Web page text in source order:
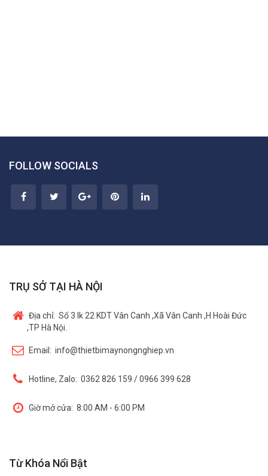
FOLLOW SOCIALS
TRỤ SỞ TẠI HÀ NỘI
Địa chỉ: Số 3 lk 22 KDT Vân Canh ,Xã Vân Canh ,H Hoài Đức
,TP Hà Nội.
Email: info@thietbimaynongnghiep.vn
Hotline, Zalo: 0362 826 159 / 0966 399 628
Giờ mở cửa: 8:00 AM - 6:00 PM
Từ Khóa Nổi Bật